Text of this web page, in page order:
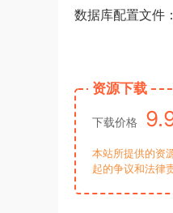
数据库配置文
资源下载
下载价格
本站所提供的资
起的争议和法律